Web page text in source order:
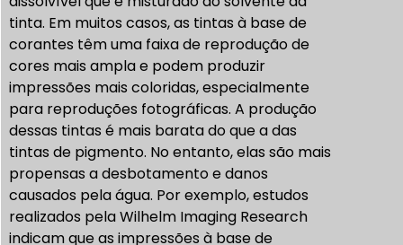
tinta. Em muitos casos, as tintas à base de
corantes têm uma faixa de reprodução de
cores mais ampla e podem produzir
impressões mais coloridas, especialmente
para reproduções fotográficas. A produção
dessas tintas é mais barata do que a das
tintas de pigmento. No entanto, elas são mais
propensas a desbotamento e danos
causados pela água. Por exemplo, estudos
realizados pela Wilhelm Imaging Research
indicam que as impressões à base de